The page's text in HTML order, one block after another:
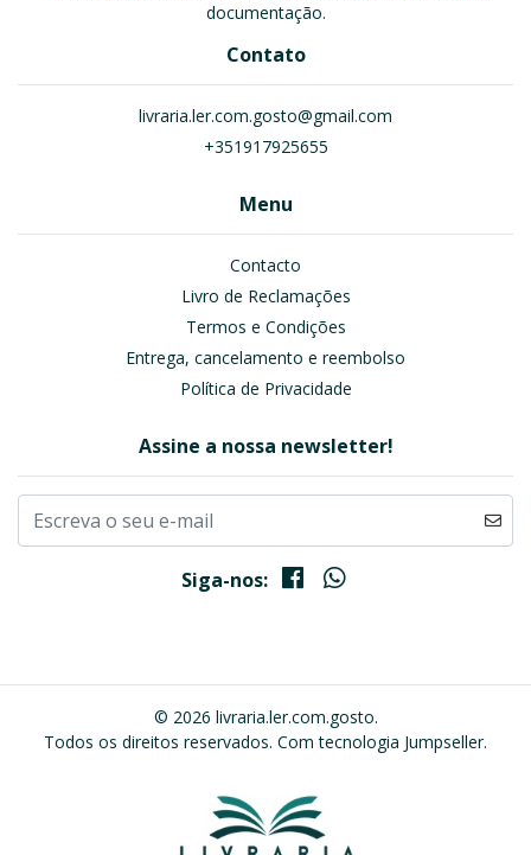
documentação.
Contato
livraria.ler.com.gosto@gmail.com
+351917925655
Menu
Contacto
Livro de Reclamações
Termos e Condições
Entrega, cancelamento e reembolso
Política de Privacidade
Assine a nossa newsletter!
Siga-nos:
© 2026 livraria.ler.com.gosto.
Todos os direitos reservados. Com tecnologia Jumpseller.